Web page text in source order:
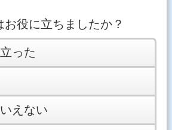
役に立ちましたか？
った
えない